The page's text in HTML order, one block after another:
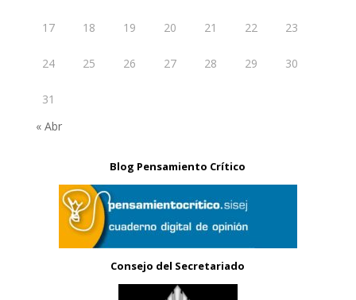
17 18 19 20 21 22 23
24 25 26 27 28 29 30
31
« Abr
Blog Pensamiento Crítico
Consejo del Secretariado